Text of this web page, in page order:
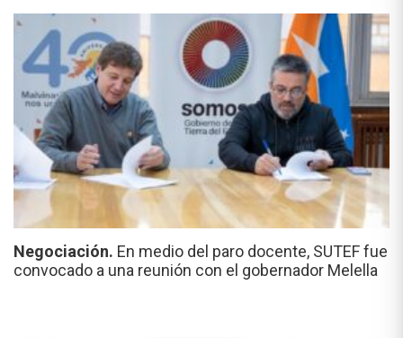
Negociación. En medio del paro docente, SUTEF fue
convocado a una reunión con el gobernador Melella